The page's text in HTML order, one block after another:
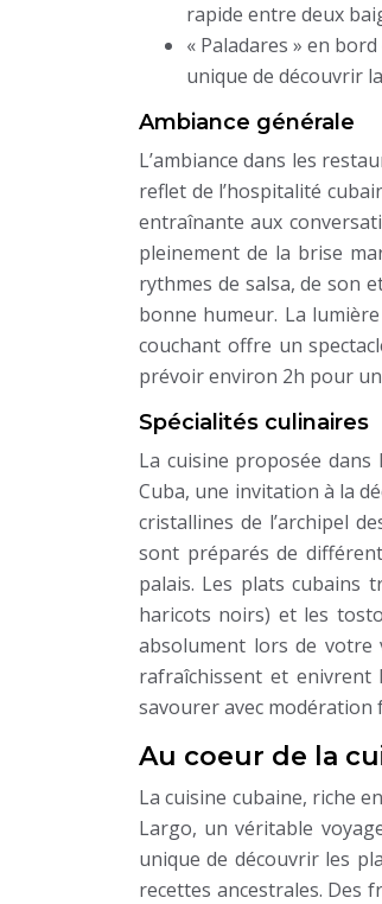
rapide entre deux
« Paladares » en
unique de découvrir
Ambiance générale
L’ambiance dans les
reflet de l’hospitalité
entraînante aux
pleinement de la brise
rythmes de salsa, de son
bonne humeur. La
couchant offre un
prévoir environ 2h pour
Spécialités culinaires
La cuisine proposée
Cuba, une invitation à la
cristallines de l’archipel
sont préparés de
palais. Les plats cubains
haricots noirs) et les
absolument lors de votre
rafraîchissent et
savourer avec modération
Au coeur de la
La cuisine cubaine, riche
Largo, un véritable
unique de découvrir les
recettes ancestrales. Des